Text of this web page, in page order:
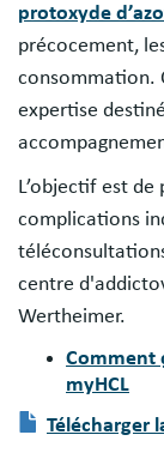
protoxyde
précocement,
consommation.
expertise
L’objectif est
complications
centre
Wertheimer.
Comment
myHCL
Télécharger